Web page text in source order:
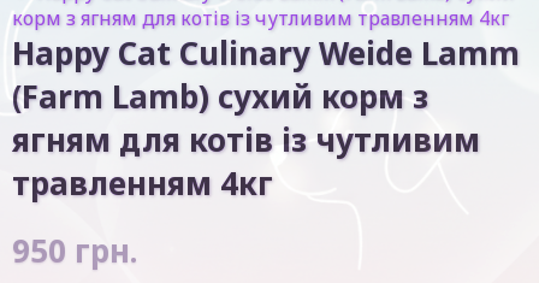
корм з ягням для котів із чутливим травленням 4кг
Happy Cat Culinary Weide Lamm
(Farm Lamb) сухий корм з
ягням для котів із чутливим
травленням 4кг
950 грн.